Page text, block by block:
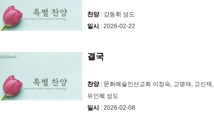
찬양: 강동휘 성도
일시 : 2026-02-22
결국
찬양: 문화예술인선교회 이정숙, 고명재, 고신재,
유인혜 성도
일시 : 2026-02-08